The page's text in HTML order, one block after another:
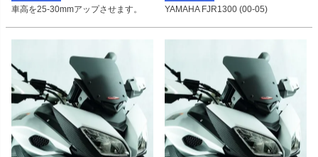
車高を25-30mmアップさせます。 YAMAHA FJR1300 (00-05)